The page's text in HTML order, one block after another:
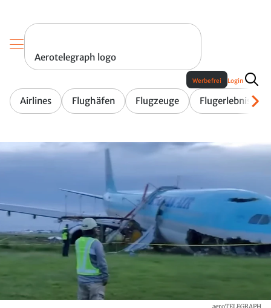
Aerotelegraph logo
Airlines Flughäfen Flugzeuge Flugerlebnis
Werbefrei Login
aeroTELEGRAPH